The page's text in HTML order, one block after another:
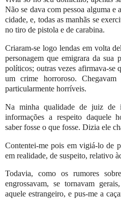
Não se dava com pessoa alguma
cidade, e, todas as manhãs se
no tiro de pistola e de carabina.
Criaram-se logo lendas em volta
personagem que emigrara da sua
políticos; outras vezes afirmava-se
um crime horroroso.
particularmente horríveis.
Na minha qualidade de juiz de
informações a respeito daquele
saber fosse o que fosse. Dizia ele
Contentei-me pois em vigiá-lo de
em realidade, de suspeito, relativo
Todavia, como os rumores
engrossavam, se tornavam
aquele estrangeiro, e pus-me a